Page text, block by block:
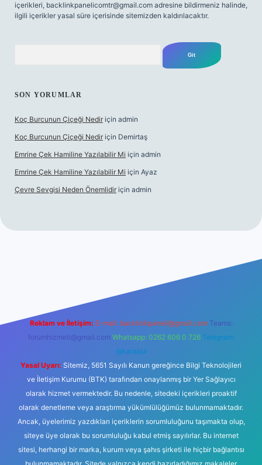
içerikleri, backlinkpanelicomtr@gmail.com adresine bildirmeniz halinde,
ilgili içerikler yasal süre içerisinde sitemizden kaldırılacaktır.
SON YORUMLAR
Koç Burcunun Çiçeği Nedir için admin
Koç Burcunun Çiçeği Nedir için Demirtaş
Emrine Çek Hamiline Yazılabilir Mi için admin
Emrine Çek Hamiline Yazılabilir Mi için Ayaz
Çevre Sevgisi Neden Önemlidir için admin
Reklam ve İletişim: E-mail: backlinkpaneli@gmail.com Teams:
forumhizmeti@gmail.com Whatsapp: 0262 606 0 726 Telegram:
@karabul
Yasal Uyarı: Sitemiz, 5651 Sayılı Kanun gereğince Bilgi Teknolojileri
ve İletişim Kurumu (BTK) tarafından onaylanmış bir Yer Sağlayıcı
olarak hizmet vermektedir. Bu nedenle, sitedeki içerikleri proaktif
olarak denetleme veya araştırma yükümlülüğümüz bulunmamaktadır.
Ancak, üyelerimiz yazdıkları içeriklerin sorumluluğunu taşımakta olup,
siteye üye olarak bu sorumluluğu kabul etmiş sayılırlar. Bu internet
sitesi, herhangi bir marka, kurum veya şahıs şirketi ile hiçbir bağlantısı